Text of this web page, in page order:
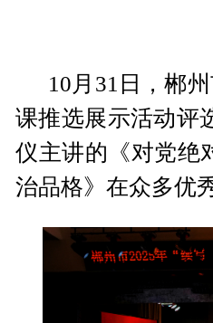
10月31日，郴
课推选展示活动评
仪主讲的《对党
治品格》在众多优